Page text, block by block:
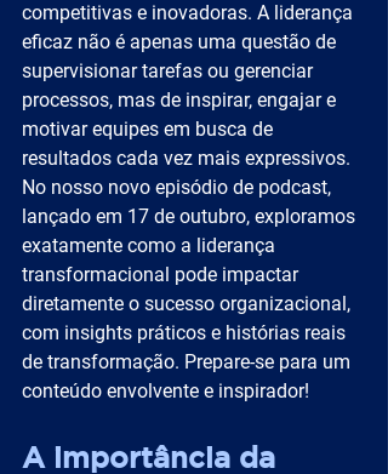
competitivas e inovadoras. A liderança
eficaz não é apenas uma questão de
supervisionar tarefas ou gerenciar
processos, mas de inspirar, engajar e
motivar equipes em busca de
resultados cada vez mais expressivos.
No nosso novo episódio de podcast,
lançado em 17 de outubro, exploramos
exatamente como a liderança
transformacional pode impactar
diretamente o sucesso organizacional,
com insights práticos e histórias reais
de transformação. Prepare-se para um
conteúdo envolvente e inspirador!
A importância da